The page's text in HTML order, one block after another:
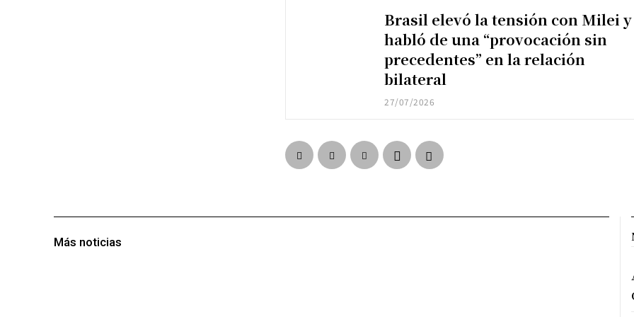
Brasil elevó la tensión con Milei y
habló de una “provocación sin
precedentes” en la relación
bilateral
27/07/2026
Más noticias